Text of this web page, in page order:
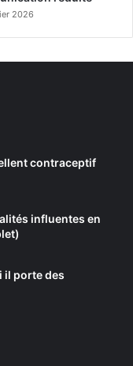
2026
contraceptif
influentes en
il porte des